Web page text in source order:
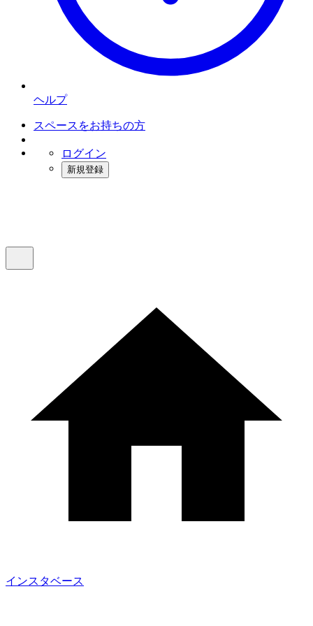
ヘルプ
スペースをお持ちの方
ログイン
新規登録
インスタベース